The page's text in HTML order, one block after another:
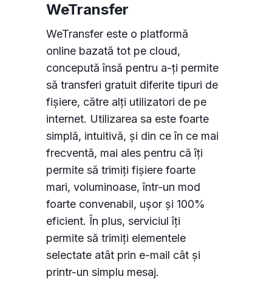
WeTransfer
WeTransfer este o platformă
online bazată tot pe cloud,
concepută însă pentru a-ți permite
să transferi gratuit diferite tipuri de
fișiere, către alți utilizatori de pe
internet. Utilizarea sa este foarte
simplă, intuitivă, și din ce în ce mai
frecventă, mai ales pentru că îți
permite să trimiți fișiere foarte
mari, voluminoase, într-un mod
foarte convenabil, ușor și 100%
eficient. În plus, serviciul îți
permite să trimiți elementele
selectate atât prin e-mail cât și
printr-un simplu mesaj.